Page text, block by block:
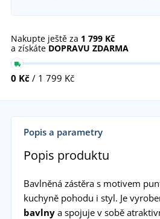
Nakupte ještě za 1 799 Kč
a získáte DOPRAVU ZDARMA
0 Kč / 1 799 Kč
Popis a parametry
Popis produktu
Bavlněná zástěra s motivem
kuchyně pohodu i styl. Je
bavlnya spojuje v sobě